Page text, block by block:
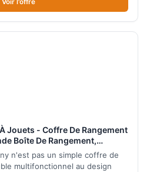
Voir l'offre
Jouets - Coffre De Rangement
D'Enfant Rangement
Pour Jouets, Organiseur Stable 96 × 79 × 53 Cm
n'est pas un simple coffre de
multifonctionnel au design